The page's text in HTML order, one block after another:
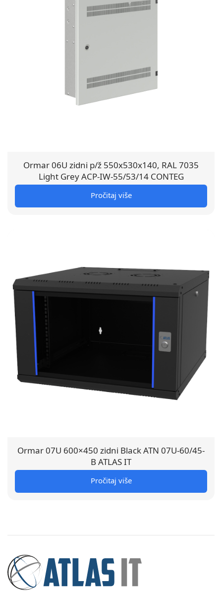
Ormar 06U zidni p/ž 550x530x140, RAL 7035
Light Grey ACP-IW-55/53/14 CONTEG
Pročitaj više
Ormar 07U 600×450 zidni Black ATN 07U-60/45-
B ATLAS IT
Pročitaj više